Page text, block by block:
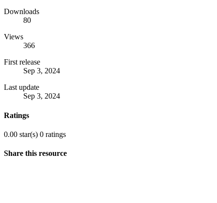
Downloads
80
Views
366
First release
Sep 3, 2024
Last update
Sep 3, 2024
Ratings
0.00 star(s) 0 ratings
Share this resource